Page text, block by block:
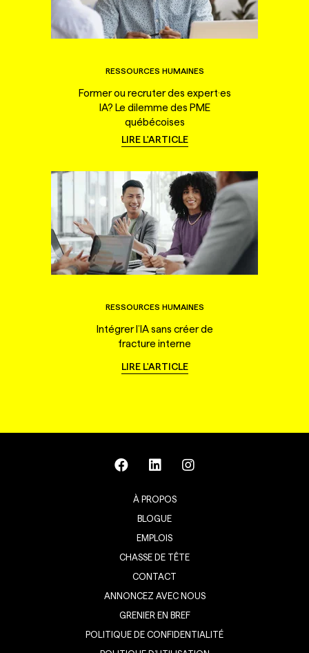
RESSOURCES HUMAINES
Former ou recruter des expert·es
IA? Le dilemme des PME
québécoises
LIRE L'ARTICLE
RESSOURCES HUMAINES
Intégrer l’IA sans créer de
fracture interne
LIRE L'ARTICLE
À PROPOS
BLOGUE
EMPLOIS
CHASSE DE TÊTE
CONTACT
ANNONCEZ AVEC NOUS
GRENIER EN BREF
POLITIQUE DE CONFIDENTIALITÉ